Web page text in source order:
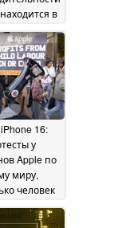
в
от
8 Gen 4, а
его в
26 September
2024
16:
у
Apple по
миру,
человек
23
2024